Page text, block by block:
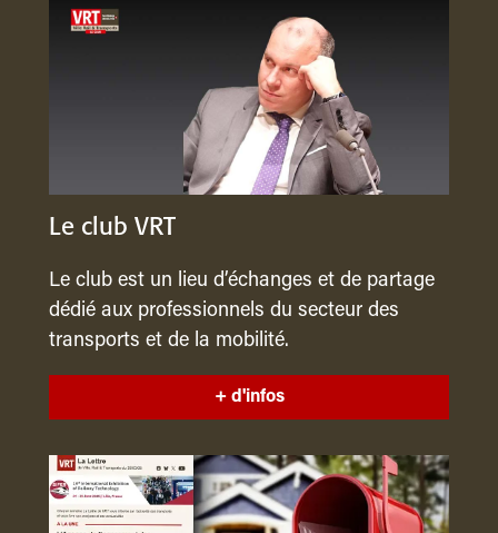
Le club VRT
Le club est un lieu d’échanges et de partage
dédié aux professionnels du secteur des
transports et de la mobilité.
+ d'infos